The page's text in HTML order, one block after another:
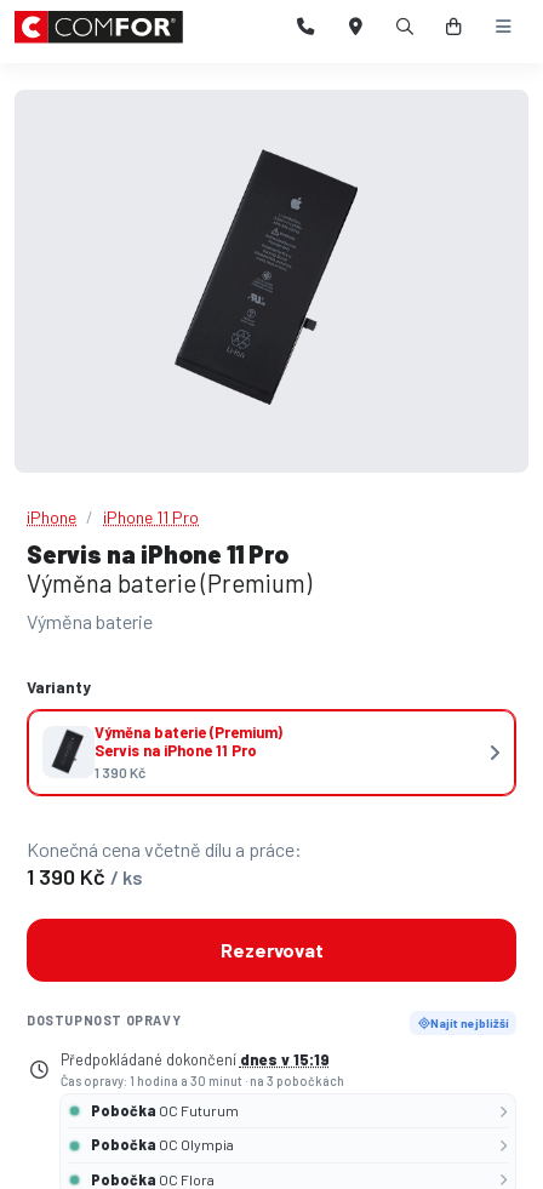
iPhone iPhone 11 Pro
Servis na iPhone 11 Pro
Výměna baterie (Premium)
Výměna baterie
Varianty
Výměna baterie (Premium)
Servis na iPhone 11 Pro
1 390 Kč
Konečná cena včetně dílu a práce:
1 390 Kč / ks
Rezervovat
DOSTUPNOST OPRAVY Najít nejbližší
Předpokládané dokončení dnes v 15:19
Čas opravy: 1 hodina a 30 minut · na 3 pobočkách
Pobočka OC Futurum
Pobočka OC Olympia
Pobočka OC Flora